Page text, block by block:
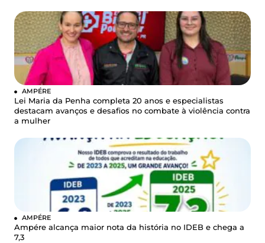
AMPÉRE
Lei Maria da Penha completa 20 anos e especialistas
destacam avanços e desafios no combate à violência contra
a mulher
AMPÉRE
Ampére alcança maior nota da história no IDEB e chega a
7,3